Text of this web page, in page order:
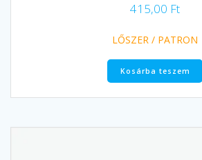
415,00 Ft
LŐSZER / PATRON
Kosárba teszem